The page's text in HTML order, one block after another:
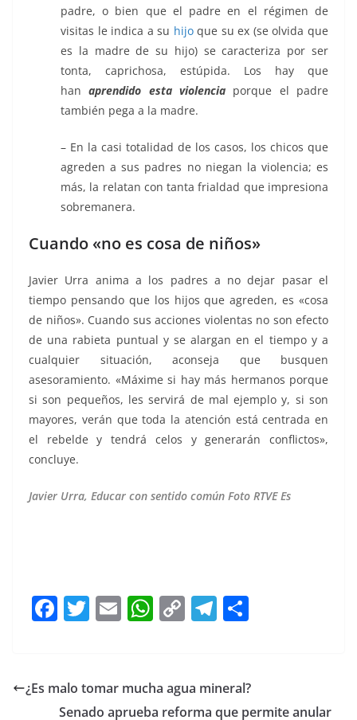
padre, o bien que el padre en el régimen de
visitas le indica a su hijoque su ex (se olvida que
es la madre de su hijo) se caracteriza por ser
tonta, caprichosa, estúpida. Los hay que
hanaprendido esta violencia porque el padre
también pega a la madre.
– En la casi totalidad de los casos, los chicos que
agreden a sus padres no niegan la violencia; es
más, la relatan con tanta frialdad que impresiona
sobremanera.
Cuando «no es cosa de niños»
Javier Urra anima a los padres a no dejar pasar el
tiempo pensando que los hijos que agreden, es «cosa
de niños». Cuando sus acciones violentas no son efecto
de una rabieta puntual y se alargan en el tiempo y a
cualquier situación, aconseja que busquen
asesoramiento. «Máxime si hay más hermanos porque
si son pequeños, les servirá de mal ejemplo y, si son
mayores, verán que toda la atención está centrada en
el rebelde y tendrá celos y generarán conflictos»,
concluye.
Javier Urra, Educar con sentido común Foto RTVE Es
F
e
b
T
er
E
l
W
s
A
C
y
Li
T
gr
a
e
¿Es malo tomar mucha agua mineral?
Senado aprueba reforma que permite anular